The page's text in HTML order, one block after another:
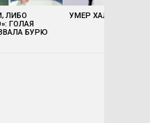
ЛИБО
ГОЛАЯ
БУРЮ
УМЕР ХАЛК ХОГАН